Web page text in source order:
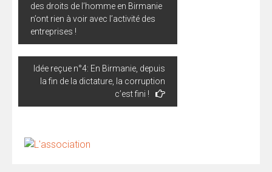
l’article
des droits de l’homme en Birmanie
n’ont rien à voir avec l’activité des
entreprises !
Idée reçue n°4: En Birmanie, depuis
la fin de la dictature, la corruption
c’est fini !